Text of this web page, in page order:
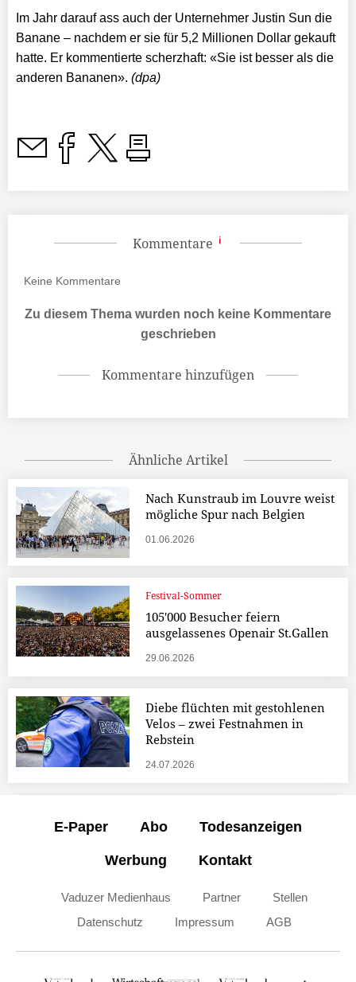
Im Jahr darauf ass auch der Unternehmer Justin Sun die
Banane – nachdem er sie für 5,2 Millionen Dollar gekauft
hatte. Er kommentierte scherzhaft: «Sie ist besser als die
anderen Bananen». (dpa)
Kommentare
Keine Kommentare
Zu diesem Thema wurden noch keine Kommentare
geschrieben
Kommentare hinzufügen
Ähnliche Artikel
Nach Kunstraub im Louvre weist
mögliche Spur nach Belgien
01.06.2026
Festival-Sommer
105'000 Besucher feiern
ausgelassenes Openair St.Gallen
29.06.2026
Diebe flüchten mit gestohlenen
Velos – zwei Festnahmen in
Rebstein
24.07.2026
E-Paper Abo Todesanzeigen
Werbung Kontakt
Vaduzer Medienhaus Partner
Stellen
Datenschutz
Impressum AGB